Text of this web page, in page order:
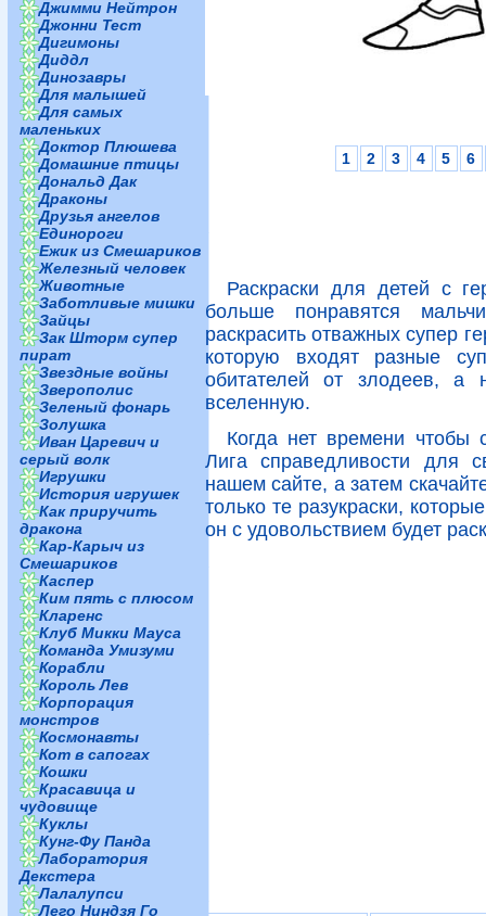
Джимми Нейтрон
Джонни Тест
Дигимоны
Диддл
Динозавры
Для малышей
Для самых
маленьких
Доктор Плюшева
Домашние птицы
Дональд Дак
Драконы
Друзья ангелов
Единороги
Ежик из Смешариков
Железный человек
Животные
Заботливые мишки
Зайцы
Зак Шторм супер
пират
Звездные войны
Зверополис
Зеленый фонарь
Золушка
Иван Царевич и
серый волк
Игрушки
История игрушек
Как приручить
дракона
Кар-Карыч из
Смешариков
Каспер
Ким пять с плюсом
Кларенс
Клуб Микки Мауса
Команда Умизуми
Корабли
Король Лев
Корпорация
монстров
Космонавты
Кот в сапогах
Кошки
Красавица и
чудовище
Куклы
Кунг-Фу Панда
Лаборатория
Декстера
Лалалупси
Лего Ниндзя Го
1 2 3 4 5 6
Раскраски для детей с
больше понравятся
раскрасить отважных супер
которую входят разные
обитателей от злодеев, а
вселенную.
Когда нет времени чтобы
Лига справедливости для
нашем сайте, а затем
только те разукраски,
он с удовольствием будет